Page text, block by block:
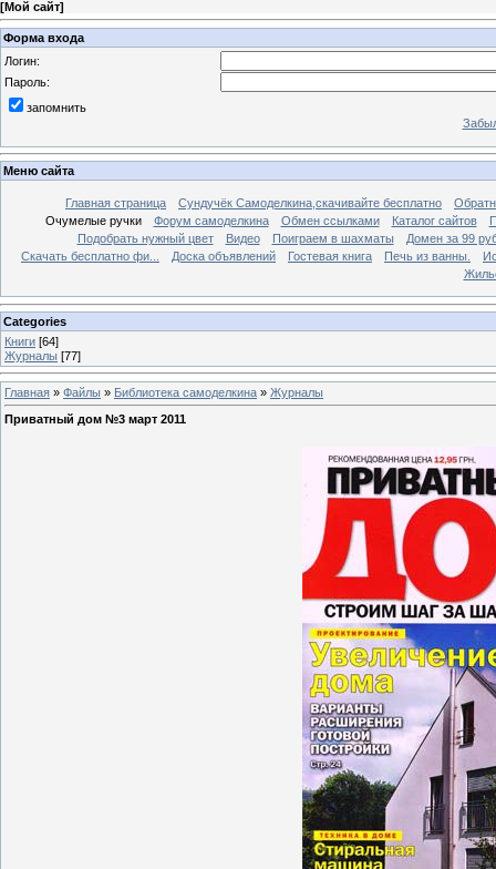
[Мой сайт]
Форма входа
Логин:
Пароль:
запомнить
Меню сайта
Главная страница Сундучёк Самоделкина,скачивайте бесплатно
Очумелые ручки
Форум самоделкина Обмен ссылками Каталог сайтов
Подобрать нужный цвет
Видео Поиграем в шахматы
Домен за 99
Скачать бесплатно фи...
Доска объявлений Гостевая книга Печь из ванны.
Categories
Книги [64]
Журналы [77]
Главная » Файлы » Библиотека самоделкина » Журналы
Приватный дом №3 март 2011